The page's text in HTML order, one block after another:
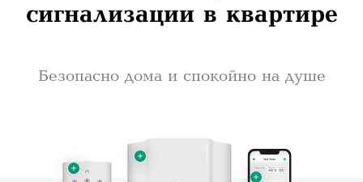
сигнализации в квартире
Безопасно дома и спокойно на душе